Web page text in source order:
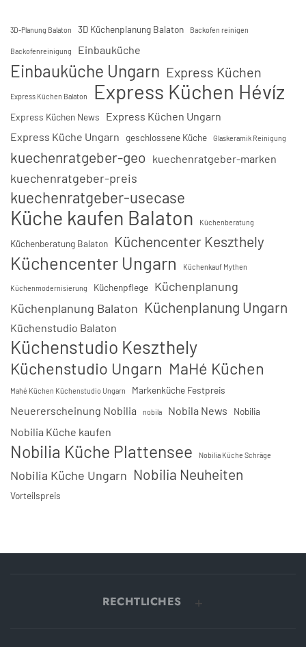
3D-Planung Balaton 3D Küchenplanung Balaton Backofen reinigen
Backofenreinigung Einbauküche
Einbauküche Ungarn Express Küchen
Express Küchen Balaton Express Küchen Hévíz
Express Küchen News
Express Küchen Ungarn
Express Küche Ungarn geschlossene Küche Glaskeramik Reinigung
kuechenratgeber-geo kuechenratgeber-marken
kuechenratgeber-preis
kuechenratgeber-usecase
Küche kaufen Balaton Küchenberatung
Küchenberatung Balaton Küchencenter Keszthely
Küchencenter Ungarn Küchenkauf Mythen
Küchenmodernisierung Küchenpflege Küchenplanung
Küchenplanung Balaton Küchenplanung Ungarn
Küchenstudio Balaton
Küchenstudio Keszthely
Küchenstudio Ungarn MaHé Küchen
Mahé Küchen Küchenstudio Ungarn Markenküche Festpreis
Neuererscheinung Nobilia nobila Nobila News Nobilia
Nobilia Küche kaufen
Nobilia Küche Plattensee Nobilia Küche Schräge
Nobilia Küche Ungarn Nobilia Neuheiten
Vorteilspreis
RECHTLICHES